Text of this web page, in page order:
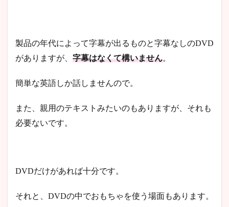
製品の年代によって字幕が出るものと字幕なしのDVD
がありますが、 字幕はなくて構いません。
簡単な英語しか話しませんので。
また、親用のテキストみたいのもありますが、それも
必要ないです。
DVDだけがあれば十分です。
それと、DVDの中でおもちゃを使う場面もあります。